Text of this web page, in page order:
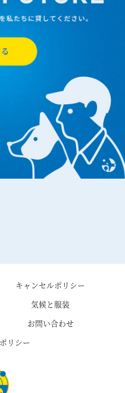
キャンセルポリシー
気候と服装
お問い合わせ
リシー